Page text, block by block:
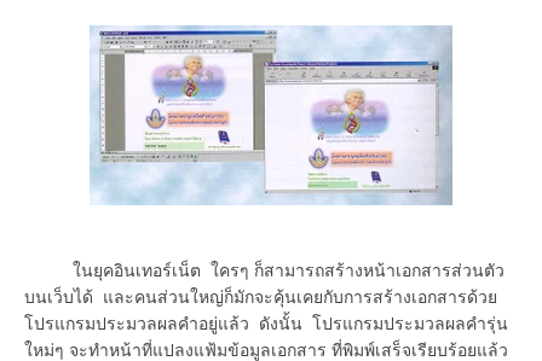
ในยุคอินเทอร์เน็ต ใครๆ ก็สามารถสร้างหน้าเอกสารส่วนตัว
บนเว็บได้ และคนส่วนใหญ่ก็มักจะคุ้นเคยกับการสร้างเอกสารด้วย
โปรแกรมประมวลผลคำอยู่แล้ว ดังนั้น โปรแกรมประมวลผลคำรุ่น
ใหม่ๆ จะทำหน้าที่แปลงแฟ้มข้อมูลเอกสาร ที่พิมพ์เสร็จเรียบร้อยแล้ว